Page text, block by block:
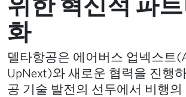
화
델타항공은 에어버스 업넥스트
UpNext)와 새로운 협력을 진행
공 기술 발전의 선두에서 비행의